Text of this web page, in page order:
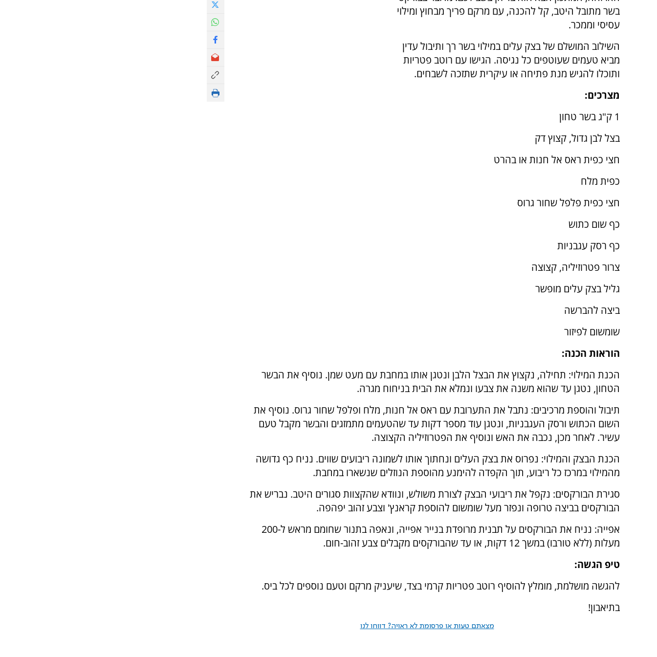
בשר מתובל היטב, קל להכנה, עם מרקם פריך מבחוץ ומילוי
עסיסי וממכר.
השילוב המושלם של בצק עלים במילוי בשר רך ותיבול עדין
מביא טעמים שעוטפים כל נגיסה. הגישו עם רוטב פטריות
ותוכלו להגיש מנת פתיחה או עיקרית שתזכה לשבחים.
מצרכים:
1 ק"ג בשר טחון
בצל לבן גדול, קצוץ דק
חצי כפית ראס אל חנות או בהרט
כפית מלח
חצי כפית פלפל שחור גרוס
כף שום כתוש
כף רסק עגבניות
צרור פטרוזיליה, קצוצה
גליל בצק עלים מופשר
ביצה להברשה
שומשום לפיזור
הוראות הכנה:
הכנת המילוי: תחילה, נקצוץ את הבצל הלבן ונטגן אותו במחבת עם מעט שמן. נוסיף את הבשר
הטחון, נטגן עד שהוא משנה את צבעו ונמלא את הבית בניחוח מגרה.
תיבול והוספת מרכיבים: נתבל את התערובת עם ראס אל חנות, מלח ופלפל שחור גרוס. נוסיף את
השום הכתוש ורסק העגבניות, ונטגן עוד מספר דקות עד שהטעמים מתמזגים והבשר מקבל טעם
עשיר. לאחר מכן, נכבה את האש ונוסיף את הפטרוזיליה הקצוצה.
הכנת הבצק והמילוי: נפרוס את בצק העלים ונחתוך אותו לשמונה ריבועים שווים. נניח כף גדושה
מהמילוי במרכז כל ריבוע, תוך הקפדה להימנע מהוספת הנוזלים שנשארו במחבת.
סגירת הבורקסים: נקפל את ריבועי הבצק לצורת משולש, ונוודא שהקצוות סגורים היטב. נבריש את
הבורקסים בביצה טרופה ונפזר מעל שומשום להוספת קראנץ' וצבע זהוב יפהפה.
אפייה: נניח את הבורקסים על תבנית מרופדת בנייר אפייה, ונאפה בתנור שחומם מראש ל-200
מעלות (ללא טורבו) במשך 12 דקות, או עד שהבורקסים מקבלים צבע זהוב-חום.
טיפ הגשה:
להגשה מושלמת, מומלץ להוסיף רוטב פטריות קרמי בצד, שיעניק מרקם וטעם נוספים לכל ביס.
בתיאבון!
מצאתם טעות או פרסומת לא ראויה? דווחו לנו